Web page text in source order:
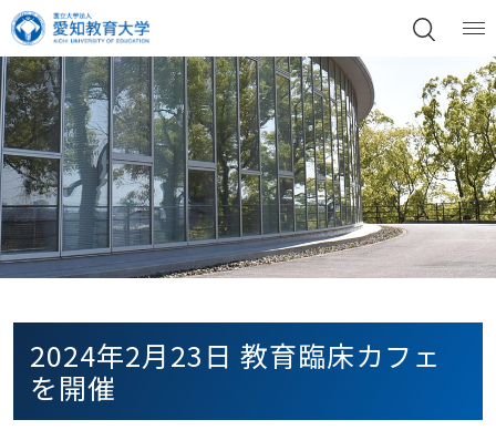
2024年2月23日 教育臨床カフェ
を開催